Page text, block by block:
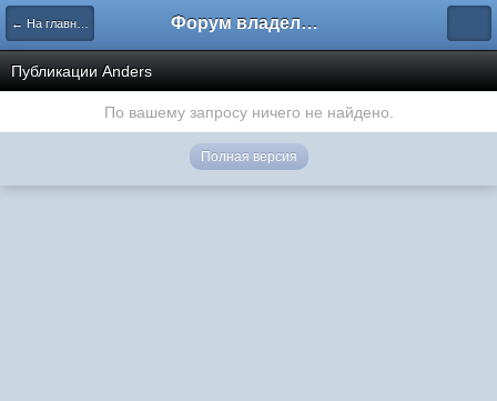
← На главную Форум владельцев интернет-магазинов
Публикации Anders
По вашему запросу ничего не найдено.
Полная версия